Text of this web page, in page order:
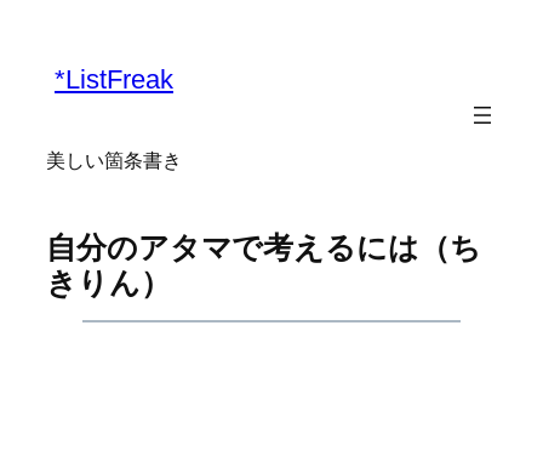
*ListFreak
美しい箇条書き
自分のアタマで考えるには（ち
きりん）